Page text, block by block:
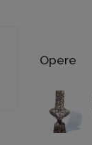
Opere